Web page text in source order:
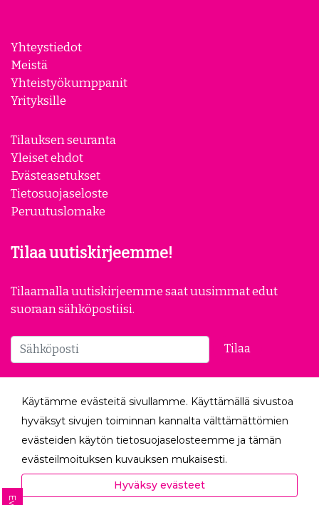
Yhteystiedot
Meistä
Yhteistyökumppanit
Yrityksille
Tilauksen seuranta
Yleiset ehdot
Evästeasetukset
Tietosuojaseloste
Peruutuslomake
Tilaa uutiskirjeemme!
Tilaamalla uutiskirjeemme saat uusimmat edut
suoraan sähköpostiisi.
Tilaa
Seuraa meitä
Käytämme evästeitä sivullamme. Käyttämällä sivustoa
hyväksyt sivujen toiminnan kannalta välttämättömien
evästeiden käytön tietosuojaselosteemme ja tämän
evästeilmoituksen kuvauksen mukaisesti.
Hyväksyessäsi analytiikka- ja markkinointievästeet
autat meitä mittaamaan ja analysoimaan
Hyväksy evästeet